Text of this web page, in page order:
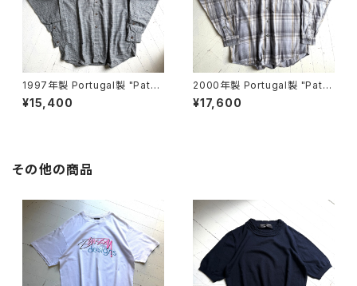
1997年製 Portugal製 "Patag
onia" flannel shirt
¥15,400
2000年製 Portugal製 "Pata
gonia" flannel shirt
¥17,600
その他の商品